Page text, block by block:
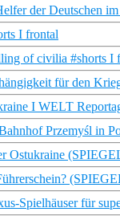
der Deutschen
I frontal
of civilia #shorts I
für den
I WELT
Przemyśl in
Ostukraine
Spielhäuser für